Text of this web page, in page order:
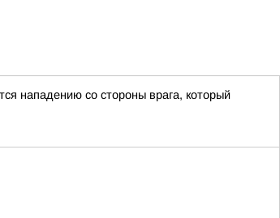
нападению со стороны врага, который